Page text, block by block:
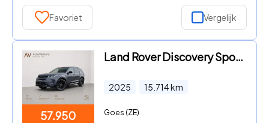
Favoriet Vergelijk
57.950
Land Rover Discovery Sport - 1.5 P270e PHEV Dynamic SE | Trekhaak | Pano dak | Keyless |
2025 15.714km
Goes (ZE)